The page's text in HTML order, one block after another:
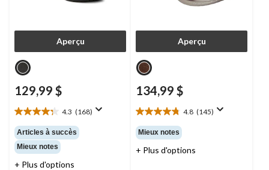
Aperçu
129,99 $
4.3 (168)
4.3
étoile(s)
sur
5.
168
Articles à succès
Mieux notes
+ Plus d'options
Aperçu
134,99 $
4.8 (145)
4.8
étoile(s)
sur
5.
Mieux notes
+ Plus d'options